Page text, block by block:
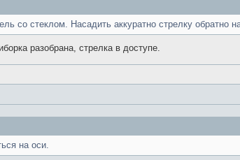
со стеклом. Насадить аккуратно стрелку обратно
разобрана, стрелка в доступе.
на оси.